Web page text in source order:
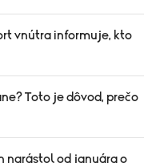
vnútra informuje, kto
Toto je dôvod, prečo
narástol od januára o